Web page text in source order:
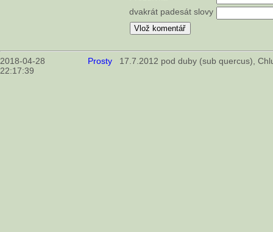
dvakrát padesát slovy
2018-04-28
22:17:39
Prosty 17.7.2012 pod duby (sub quercus),